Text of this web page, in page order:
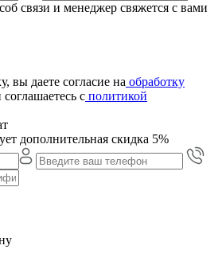
связи и менеджер свяжется с вами
вы даете согласие на обработку
соглашаетесь с политикой
дополнительная скидка 5%